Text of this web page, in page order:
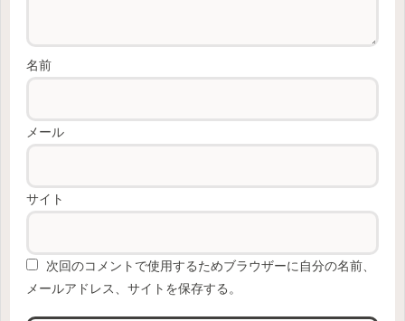
名前
メール
サイト
次回のコメントで使用するためブラウザーに自分の名前、
メールアドレス、サイトを保存する。